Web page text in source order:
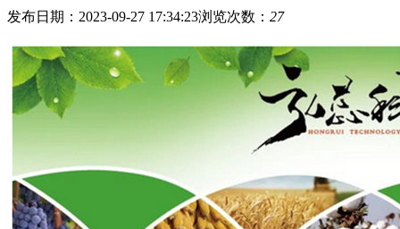
发布日期：2023-09-27 17:34:23浏览次数： 27